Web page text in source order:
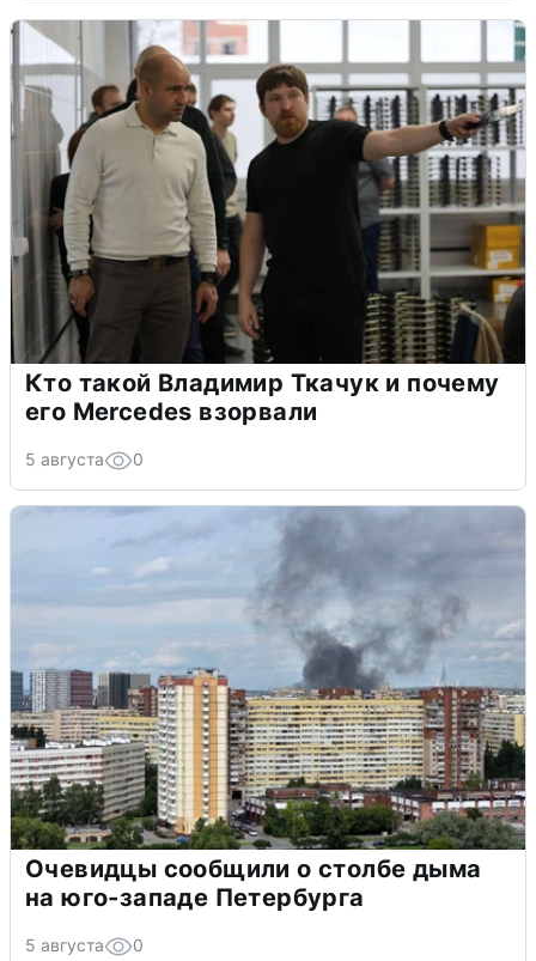
Кто такой Владимир Ткачук и почему
его Mercedes взорвали
5 августа 0
Очевидцы сообщили о столбе дыма
на юго-западе Петербурга
5 августа 0